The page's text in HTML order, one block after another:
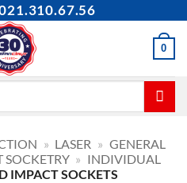
0
» LASER » GENERAL
SOCKETRY » INDIVIDUAL
IMPACT SOCKETS